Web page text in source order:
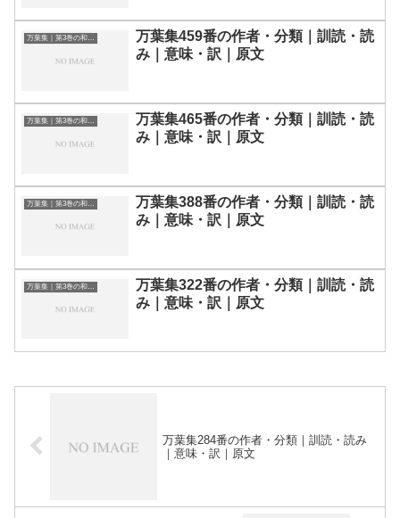
万葉集｜第3巻の和歌一覧
万葉集459番の作者・分類｜訓読・読
み｜意味・訳｜原文
万葉集｜第3巻の和歌一覧
万葉集465番の作者・分類｜訓読・読
み｜意味・訳｜原文
万葉集｜第3巻の和歌一覧
万葉集388番の作者・分類｜訓読・読
み｜意味・訳｜原文
万葉集322番の作者・分類｜訓読・読
み｜意味・訳｜原文
万葉集284番の作者・分類｜訓読・読み
｜意味・訳｜原文